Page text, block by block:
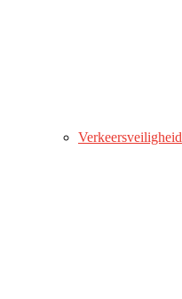
Verkeersveiligheid